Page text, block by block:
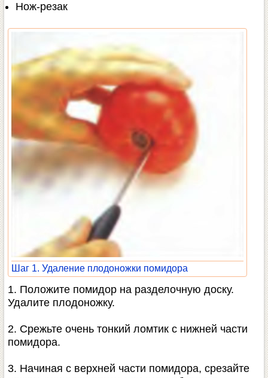
Нож-резак
Шаг 1. Удаление плодоножки помидора
1. Положите помидор на разделочную доску.
Удалите плодоножку.
2. Срежьте очень тонкий ломтик с нижней части
помидора.
3. Начиная с верхней части помидора, срезайте